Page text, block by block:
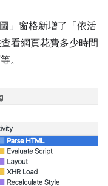
」 窗格新增了「依活
看網頁花費多少時間
。